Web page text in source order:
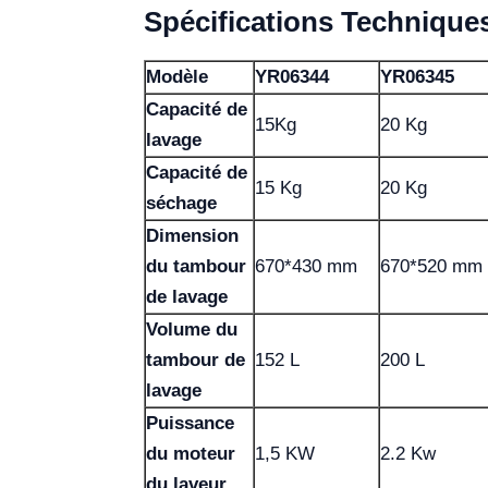
Spécifications
Modèle YR06344
YR06345
Capacité de
lavage
15Kg 20 Kg
Capacité de
séchage
15 Kg 20 Kg
Dimension
du tambour
de lavage
670*430 mm 670*520 mm
Volume du
tambour de
lavage
152 L 200 L
Puissance
du moteur
1,5 KW 2.2 Kw